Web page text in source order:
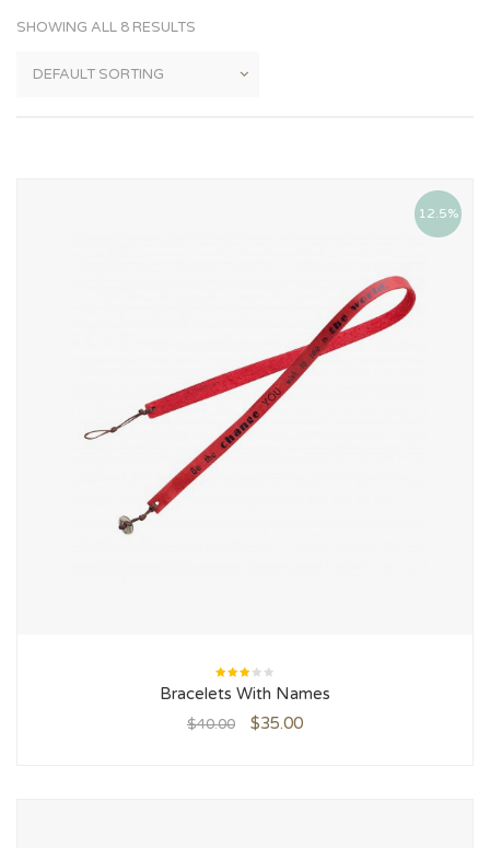
SHOWING ALL 8 RESULTS
12.5%
Rated
3.00
Bracelets With Names
$40.00 $35.00